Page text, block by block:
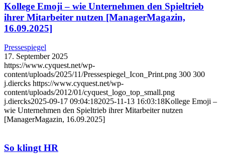
Kollege Emoji – wie Unternehmen den Spieltrieb
ihrer Mitarbeiter nutzen [ManagerMagazin,
16.09.2025]
Pressespiegel
17. September 2025
https://www.cyquest.net/wp-
content/uploads/2025/11/Pressespiegel_Icon_Print.png 300 300
j.diercks https://www.cyquest.net/wp-
content/uploads/2012/01/cyquest_logo_top_small.png
j.diercks2025-09-17 09:04:182025-11-13 16:03:18Kollege Emoji –
wie Unternehmen den Spieltrieb ihrer Mitarbeiter nutzen
[ManagerMagazin, 16.09.2025]
So klingt HR